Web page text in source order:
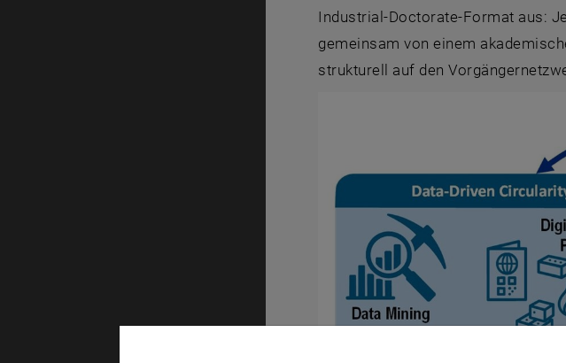
Industrial-Doctorate-Format aus:
gemeinsam von einem
strukturell auf den